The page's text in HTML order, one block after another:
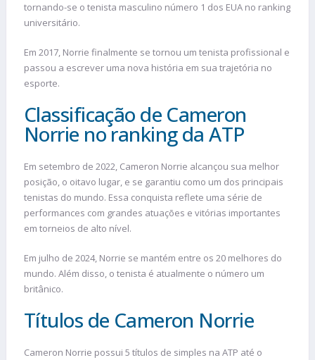
tornando-se o tenista masculino número 1 dos EUA no ranking
universitário​​.
Em 2017, Norrie finalmente se tornou um tenista profissional e
passou a escrever uma nova história em sua trajetória no
esporte.
Classificação de Cameron
Norrie no ranking da ATP
Em setembro de 2022, Cameron Norrie alcançou sua melhor
posição, o oitavo lugar, e se garantiu como um dos principais
tenistas do mundo. Essa conquista reflete uma série de
performances com grandes atuações e vitórias importantes
em torneios de alto nível​.
Em julho de 2024, Norrie se mantém entre os 20 melhores do
mundo. Além disso, o tenista é atualmente o número um
britânico.
Títulos de Cameron Norrie
Cameron Norrie possui 5 títulos de simples na ATP até o